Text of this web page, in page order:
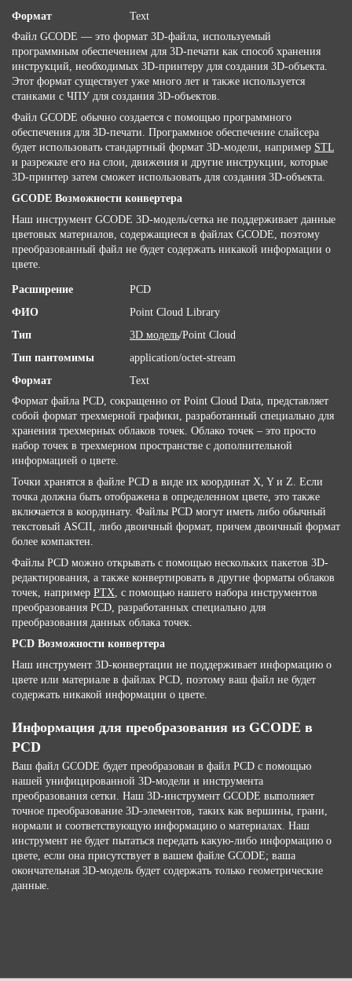
Формат
Text
Файл GCODE — это формат 3D-файла, используемый
программным обеспечением для 3D-печати как способ хранения
инструкций, необходимых 3D-принтеру для создания 3D-объекта.
Этот формат существует уже много лет и также используется
станками с ЧПУ для создания 3D-объектов.
Файл GCODE обычно создается с помощью программного
обеспечения для 3D-печати. Программное обеспечение слайсера
будет использовать стандартный формат 3D-модели, например STL
и разрежьте его на слои, движения и другие инструкции, которые
3D-принтер затем сможет использовать для создания 3D-объекта.
GCODE Возможности конвертера
Наш инструмент GCODE 3D-модель/сетка не поддерживает данные
цветовых материалов, содержащиеся в файлах GCODE, поэтому
преобразованный файл не будет содержать никакой информации о
цвете.
Расширение
PCD
ФИО
Point Cloud Library
Тип
3D модель/Point Cloud
Тип пантомимы
application/octet-stream
Формат
Text
Формат файла PCD, сокращенно от Point Cloud Data, представляет
собой формат трехмерной графики, разработанный специально для
хранения трехмерных облаков точек. Облако точек – это просто
набор точек в трехмерном пространстве с дополнительной
информацией о цвете.
Точки хранятся в файле PCD в виде их координат X, Y и Z. Если
точка должна быть отображена в определенном цвете, это также
включается в координату. Файлы PCD могут иметь либо обычный
текстовый ASCII, либо двоичный формат, причем двоичный формат
более компактен.
Файлы PCD можно открывать с помощью нескольких пакетов 3D-
редактирования, а также конвертировать в другие форматы облаков
точек, например PTX, с помощью нашего набора инструментов
преобразования PCD, разработанных специально для
преобразования данных облака точек.
PCD Возможности конвертера
Наш инструмент 3D-конвертации не поддерживает информацию о
цвете или материале в файлах PCD, поэтому ваш файл не будет
содержать никакой информации о цвете.
Информация для преобразования из GCODE в
PCD
Ваш файл GCODE будет преобразован в файл PCD с помощью
нашей унифицированной 3D-модели и инструмента
преобразования сетки. Наш 3D-инструмент GCODE выполняет
точное преобразование 3D-элементов, таких как вершины, грани,
нормали и соответствующую информацию о материалах. Наш
инструмент не будет пытаться передать какую-либо информацию о
цвете, если она присутствует в вашем файле GCODE; ваша
окончательная 3D-модель будет содержать только геометрические
данные.